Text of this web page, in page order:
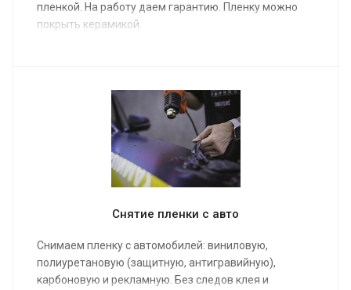
пленкой. На работу даем гарантию. Пленку можно
покрыть керамикой.
Снятие пленки с авто
Снимаем пленку с автомобилей: виниловую,
полиуретановую (защитную, антигравийную),
карбоновую и рекламную. Без следов клея и